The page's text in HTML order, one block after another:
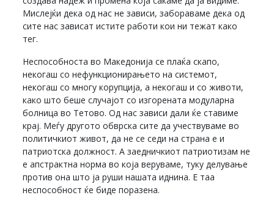
Мислејќи дека од нас не зависи, забораваме дека од
сите нас зависат истите работи кои ни тежат како
тег.
Неспособноста во Македонија се плаќа скапо,
некогаш со нефункционирањето на системот,
некогаш со многу корупција, а некогаш и со животи,
како што беше случајот со изгорената модуларна
болница во Тетово. Од нас зависи дали ќе ставиме
крај. Меѓу другото обврска сите да учествуваме во
политичкиот живот, да не се седи на страна е и
патриотска должност. А заедничкиот патриотизам не
е апстрактна норма во која веруваме, туку делување
против она што ја руши нашата иднина. Е таа
неспособност ќе биде поразена.